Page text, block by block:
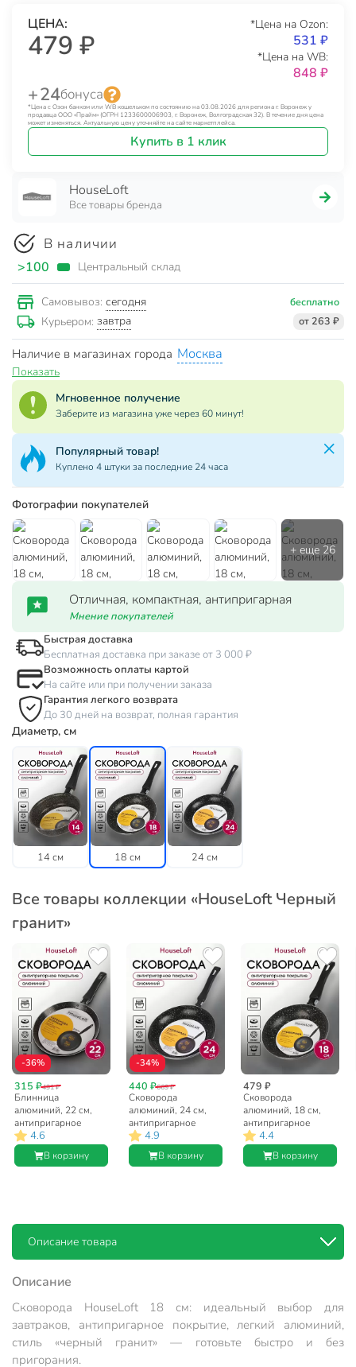
ЦЕНА:
479 ₽
*Цена на Ozon:
531 ₽
*Цена на WB:
848 ₽
+ 24бонуса
*Цена с Озон банком или WB кошельком по состоянию на 03.08.2026 для региона г. Воронеж у
продавца ООО «Прайм» (ОГРН 1233600006903, г. Воронеж, Волгоградская 32). В течение дня цена
может изменяться. Актуальную цену уточняйте на сайте маркетплейса.
Купить в 1 клик
HouseLoft
Все товары бренда
В наличии
>100 Центральный склад
Самовывоз: сегодня бесплатно
Курьером: завтра от 263 ₽
Наличие в магазинах города Москва
Показать
Мгновенное получение
Заберите из магазина уже через 60 минут!
Популярный товар!
Куплено 4 штуки за последние 24 часа
Фотографии покупателей
Отличная, компактная, антипригарная
Мнение покупателей
Быстрая доставка
Бесплатная доставка при заказе от 3 000 ₽
Возможность оплаты картой
На сайте или при получении заказа
Гарантия легкого возврата
До 30 дней на возврат, полная гарантия
Диаметр, см
14 см 18 см 24 см
Все товары коллекции «HouseLoft Черный
гранит»
-36%
315 ₽491 ₽
Блинница
алюминий, 22 см,
антипригарное
покрытие, Vari,
HouseLoft, черный
гранит, HL52122,
4.6
В корзину
-34%
440 ₽669 ₽
Сковорода
алюминий, 24 см,
антипригарное
покрытие,
HouseLoft, черный
гранит, HL14324
4.9
В корзину
479 ₽
Сковорода
алюминий, 18 см,
антипригарное
покрытие,
HouseLoft, черный
гранит, HL14318
4.4
В корзину
Описание товара
Описание
Сковорода HouseLoft 18 см: идеальный выбор для
завтраков, антипригарное покрытие, легкий алюминий,
стиль «черный гранит» — готовьте быстро и без
пригорания.